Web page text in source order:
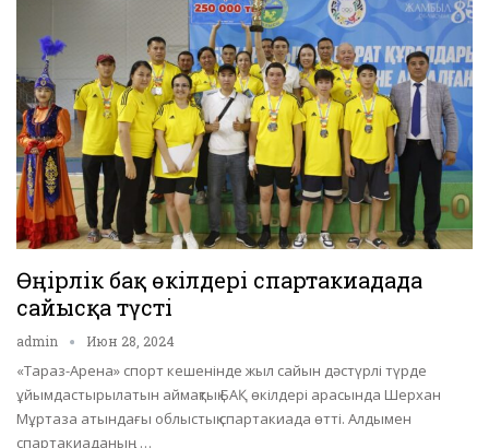
Өңірлік бақ өкілдері спартакиадада
сайысқа түсті
admin Июн 28, 2024
«Тараз-Арена» спорт кешенінде жыл сайын дәстүрлі түрде
ұйымдастырылатын аймақтық БАҚ өкілдері арасында Шерхан
Мұртаза атындағы облыстық спартакиада өтті. Алдымен
спартакиаданың …